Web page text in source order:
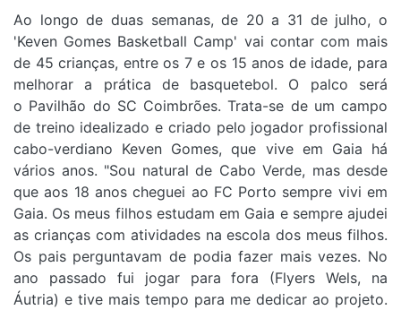
Ao longo de duas semanas, de 20 a 31 de julho, o
'Keven Gomes Basketball Camp' vai contar com mais
de 45 crianças, entre os 7 e os 15 anos de idade, para
melhorar a prática de basquetebol. O palco será
o Pavilhão do SC Coimbrões. Trata-se de um campo
de treino idealizado e criado pelo jogador profissional
cabo-verdiano Keven Gomes, que vive em Gaia há
vários anos. "Sou natural de Cabo Verde, mas desde
que aos 18 anos cheguei ao FC Porto sempre vivi em
Gaia. Os meus filhos estudam em Gaia e sempre ajudei
as crianças com atividades na escola dos meus filhos.
Os pais perguntavam de podia fazer mais vezes. No
ano passado fui jogar para fora (Flyers Wels, na
Áutria) e tive mais tempo para me dedicar ao projeto.